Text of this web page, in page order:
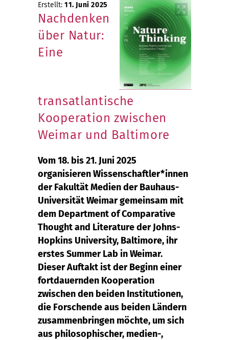
Erstellt: 11. Juni 2025
Nachdenken
über Natur:
Eine
transatlantische
Kooperation zwischen
Weimar und Baltimore
Vom 18. bis 21. Juni 2025
organisieren Wissenschaftler*innen
der Fakultät Medien der Bauhaus-
Universität Weimar gemeinsam mit
dem Department of Comparative
Thought and Literature der Johns-
Hopkins University, Baltimore, ihr
erstes Summer Lab in Weimar.
Dieser Auftakt ist der Beginn einer
fortdauernden Kooperation
zwischen den beiden Institutionen,
die Forschende aus beiden Ländern
zusammenbringen möchte, um sich
aus philosophischer, medien-,